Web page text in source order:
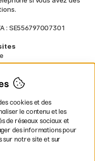
: SE556797007301
Uni
cookies et des
le contenu et les
de réseaux sociaux et
des informations pour
sur notre site et sur